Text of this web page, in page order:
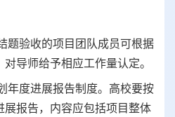
题验收的项目团队成员可根据
导师给予相应工作量认定。
年度进展报告制度。高校要按
报告，内容应包括项目整体